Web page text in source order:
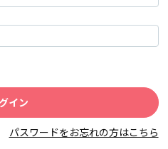
パスワードをお忘れの方はこちら